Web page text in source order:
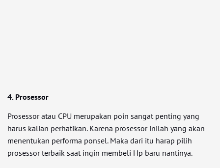
4. Prosessor
Prosessor atau CPU merupakan poin sangat penting yang
harus kalian perhatikan. Karena prosessor inilah yang akan
menentukan performa ponsel. Maka dari itu harap pilih
prosessor terbaik saat ingin membeli Hp baru nantinya.